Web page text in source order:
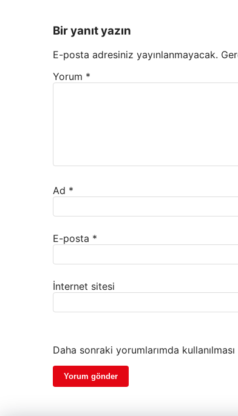
Bir yanıt yazın
E-posta adresiniz yayınlanmayacak.
Yorum *
Ad *
E-posta *
İnternet sitesi
Daha sonraki yorumlarımda